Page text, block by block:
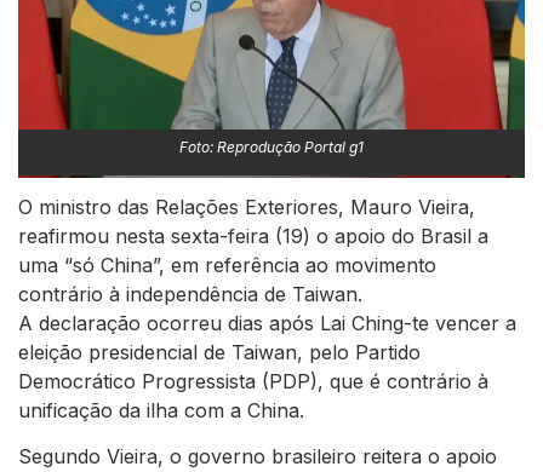
Foto: Reprodução Portal g1
O ministro das Relações Exteriores, Mauro Vieira,
reafirmou nesta sexta-feira (19) o apoio do Brasil a
uma “só China”, em referência ao movimento
contrário à independência de Taiwan.
A declaração ocorreu dias após Lai Ching-te vencer a
eleição presidencial de Taiwan, pelo Partido
Democrático Progressista (PDP), que é contrário à
unificação da ilha com a China.
Segundo Vieira, o governo brasileiro reitera o apoio